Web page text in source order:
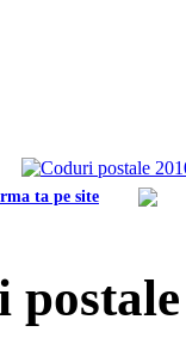
ta pe site